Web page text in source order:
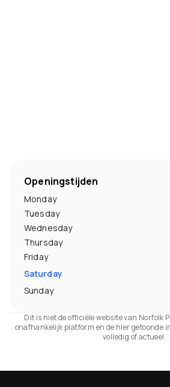
Openingstijden
Monday
Tuesday
Wednesday
Thursday
Friday
Saturday
Sunday
Dit is niet de officiële website van Norfolk
onafhankelijk platform en de hier getoonde
volledig of actueel.